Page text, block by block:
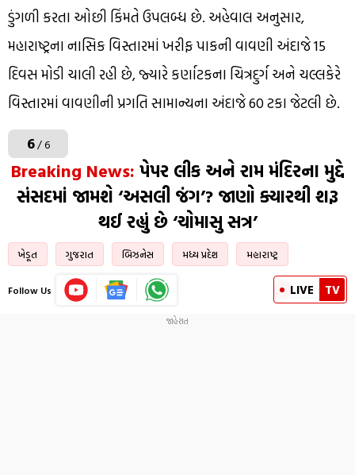
ડુંગળી કરતા ઓછી કિંમતે ઉપલબ્ધ છે. અહેવાલ અનુસાર,
મહારાષ્ટ્રના નાસિક વિસ્તારમાં ખરીફ પાકની વાવણી અંદાજે 15
દિવસ મોડી ચાલી રહી છે, જ્યારે કર્ણાટકના ચિત્રદુર્ગ અને ચલ્લકેરે
વિસ્તારમાં વાવણીની પ્રગતિ સામાન્યના અંદાજે 60 ટકા જેટલી છે.
6/ 6
Breaking News: પેપર લીક અને રામ મંદિરના મુદ્દે
સંસદમાં જામશે ‘અસલી જંગ’? જાણો ક્યારથી શરૂ
થઈ રહ્યું છે ‘ચોમાસુ સત્ર’
ખેડૂત ગુજરાત બિઝનેસ મધ્ય પ્રદેશ મહારાષ્ટ્ર
Follow Us LIVE TV